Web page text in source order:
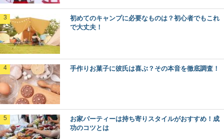
初めてのキャンプに必要なものは？初心者でもこれ
で大丈夫！
手作りお菓子に彼氏は喜ぶ？その本音を徹底調査！
お家パーティーは持ち寄りスタイルがおすすめ！成
功のコツとは